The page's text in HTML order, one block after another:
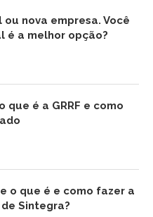
ou nova empresa. Você
é a melhor opção?
que é a GRRF e como
o que é e como fazer a
Sintegra?